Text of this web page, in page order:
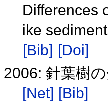
Differences
ike
[Bib] [Doi]
2006: 針葉樹
[Net] [Bib]